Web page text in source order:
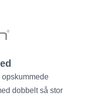
opskummede
dobbelt så stor